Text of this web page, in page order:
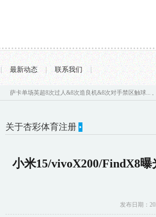
| 最新动态 | 联系我们 |
萨卡单场英超8次过人&8次造良机&8次对手禁区触球... 上海
关于杏彩体育注册
小米15/vivoX200/FindX8
发布日期：